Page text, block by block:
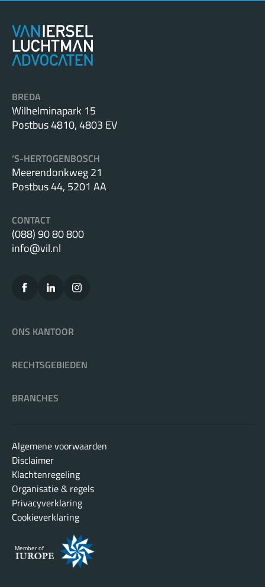
BREDA
Wilhelminapark 15
Postbus 4810, 4803 EV
‘S-HERTOGENBOSCH
Meerendonkweg 21
Postbus 44, 5201 AA
CONTACT
(088) 90 80 800
info@vil.nl
ONS KANTOOR
RECHTSGEBIEDEN
BRANCHES
Algemene voorwaarden
Disclaimer
Klachtenregeling
Organisatie & regels
Privacyverklaring
Cookieverklaring
Member of